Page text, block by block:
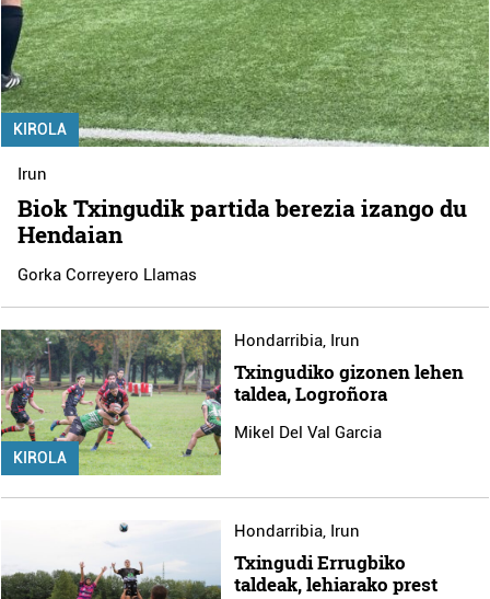
KIROLA
Irun
Biok Txingudik partida berezia izango du
Hendaian
Gorka Correyero Llamas
KIROLA
Hondarribia, Irun
Txingudiko gizonen lehen
taldea, Logroñora
Mikel Del Val Garcia
Hondarribia, Irun
Txingudi Errugbiko
taldeak, lehiarako prest